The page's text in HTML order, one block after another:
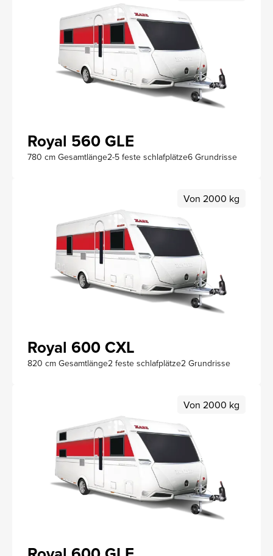
Royal 560 GLE
780 cm Gesamtlänge2-5 feste schlafplätze6 Grundrisse
Von 2000 kg
Royal 600 CXL
820 cm Gesamtlänge2 feste schlafplätze2 Grundrisse
Von 2000 kg